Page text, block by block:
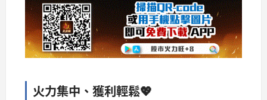
火力集中、獲利輕鬆💖